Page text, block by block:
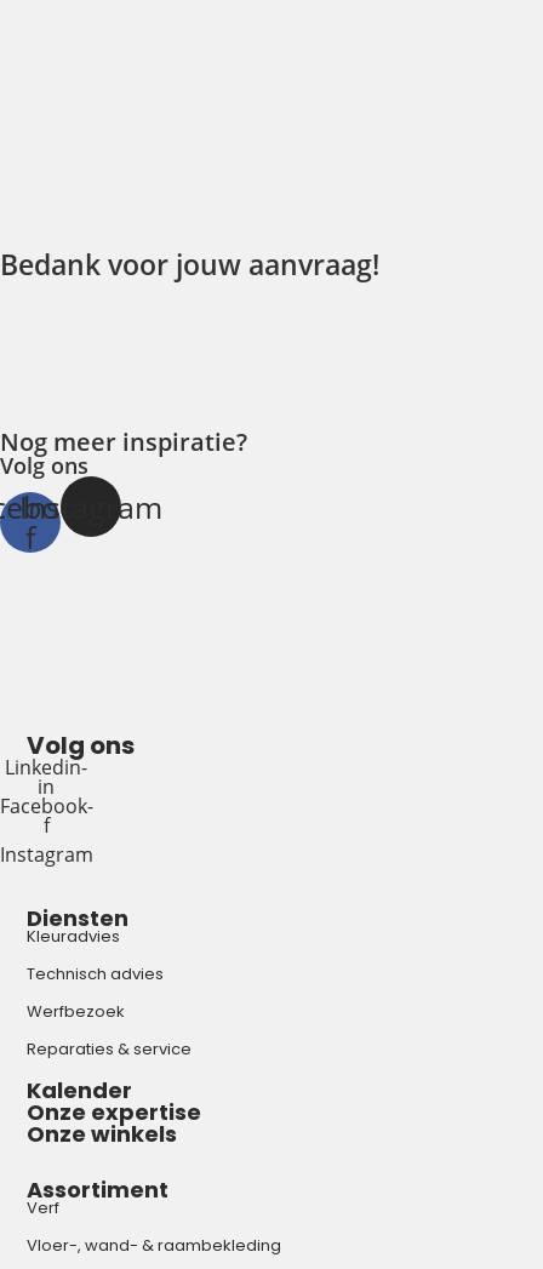
Bedank voor jouw aanvraag!
Nog meer inspiratie?
Volg ons
f
Instagram
Volg ons
Linkedin-
in
Facebook-
f
Instagram
Diensten
Kleuradvies
Technisch advies
Werfbezoek
Reparaties & service
Kalender
Onze expertise
Onze winkels
Assortiment
Verf
Vloer-, wand- & raambekleding